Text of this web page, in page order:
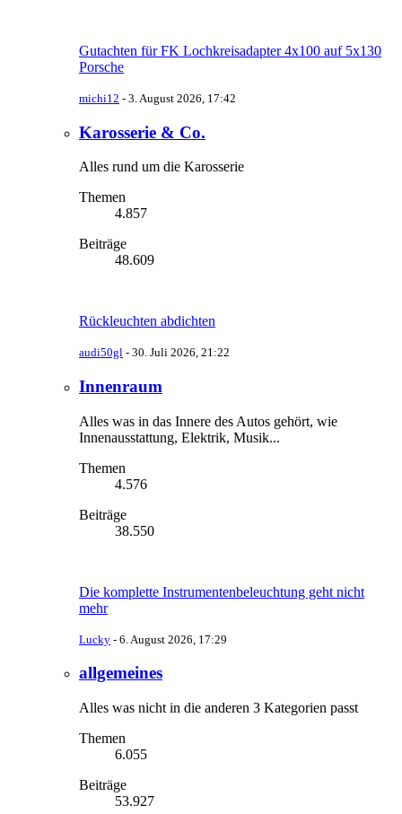
Gutachten für FK Lochkreisadapter 4x100 auf 5x130
Porsche
michi12 - 3. August 2026, 17:42
Karosserie & Co.
Alles rund um die Karosserie
Themen
4.857
Beiträge
48.609
Rückleuchten abdichten
audi50gl - 30. Juli 2026, 21:22
Innenraum
Alles was in das Innere des Autos gehört, wie
Innenausstattung, Elektrik, Musik...
Themen
4.576
Beiträge
38.550
Die komplette Instrumentenbeleuchtung geht nicht
mehr
Lucky - 6. August 2026, 17:29
allgemeines
Alles was nicht in die anderen 3 Kategorien passt
Themen
6.055
Beiträge
53.927